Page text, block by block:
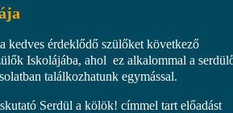
kedves érdeklődő szülőket következő
Iskolájába, ahol ez alkalommal a
találkozhatunk egymással.
Serdül a kölök! címmel tart előadást